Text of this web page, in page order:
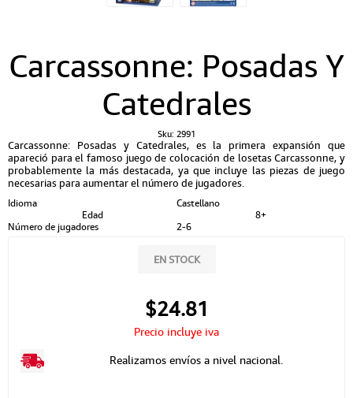
Carcassonne: Posadas Y
Catedrales
Sku: 2991
Carcassonne: Posadas y Catedrales, es la primera expansión que
apareció para el famoso juego de colocación de losetas Carcassonne, y
probablemente la más destacada, ya que incluye las piezas de juego
necesarias para aumentar el número de jugadores.
Idioma
Castellano
Edad
8+
Número de jugadores
2-6
EN STOCK
$24.81
Precio incluye iva
Realizamos envíos a nivel nacional.